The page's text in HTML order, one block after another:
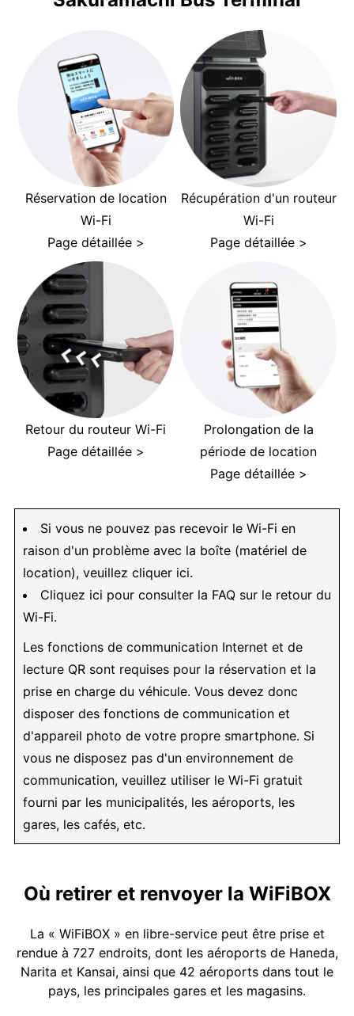
Réservation de location
Wi-Fi
Page détaillée >
Récupération d'un routeur
Wi-Fi
Page détaillée >
Retour du routeur Wi-Fi
Page détaillée >
Prolongation de la
période de location
Page détaillée >
Si vous ne pouvez pas recevoir le Wi-Fi en
raison d'un problème avec la boîte (matériel de
location), veuillez cliquer ici.
Cliquez ici pour consulter la FAQ sur le retour du
Wi-Fi.
Les fonctions de communication Internet et de
lecture QR sont requises pour la réservation et la
prise en charge du véhicule. Vous devez donc
disposer des fonctions de communication et
d'appareil photo de votre propre smartphone. Si
vous ne disposez pas d'un environnement de
communication, veuillez utiliser le Wi-Fi gratuit
fourni par les municipalités, les aéroports, les
gares, les cafés, etc.
Où retirer et renvoyer la WiFiBOX
La « WiFiBOX » en libre-service peut être prise et
rendue à 727 endroits, dont les aéroports de Haneda,
Narita et Kansai, ainsi que 42 aéroports dans tout le
pays, les principales gares et les magasins.